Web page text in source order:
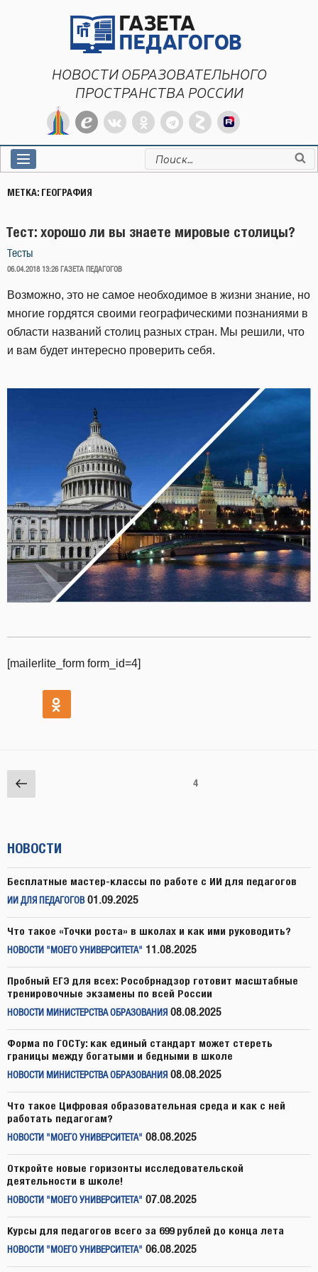
НОВОСТИ ОБРАЗОВАТЕЛЬНОГО
ПРОСТРАНСТВА РОССИИ
Искать:
МЕТКА: ГЕОГРАФИЯ
Тест: хорошо ли вы знаете мировые столицы?
Тесты
ОПУБЛИКОВАНО
06.04.2018 13:26 ГАЗЕТА ПЕДАГОГОВ
Возможно, это не самое необходимое в жизни знание, но
многие гордятся своими географическими познаниями в
области названий столиц разных стран. Мы решили, что
и вам будет интересно проверить себя.
[mailerlite_form form_id=4]
Навигация
по
Предыдущая
страница
Страница4
НОВОСТИ
Бесплатные мастер-классы по работе с ИИ для педагогов
ИИ ДЛЯ ПЕДАГОГОВ 01.09.2025
Что такое «Точки роста» в школах и как ими руководить?
НОВОСТИ "МОЕГО УНИВЕРСИТЕТА" 11.08.2025
Пробный ЕГЭ для всех: Рособрнадзор готовит масштабные
тренировочные экзамены по всей России
НОВОСТИ МИНИСТЕРСТВА ОБРАЗОВАНИЯ 08.08.2025
Форма по ГОСТу: как единый стандарт может стереть
границы между богатыми и бедными в школе
НОВОСТИ МИНИСТЕРСТВА ОБРАЗОВАНИЯ 08.08.2025
Что такое Цифровая образовательная среда и как с ней
работать педагогам?
НОВОСТИ "МОЕГО УНИВЕРСИТЕТА" 08.08.2025
Откройте новые горизонты исследовательской
деятельности в школе!
НОВОСТИ "МОЕГО УНИВЕРСИТЕТА" 07.08.2025
Курсы для педагогов всего за 699 рублей до конца лета
НОВОСТИ "МОЕГО УНИВЕРСИТЕТА" 06.08.2025